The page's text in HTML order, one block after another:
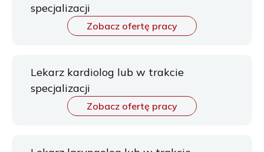
specjalizacji
Zobacz ofertę pracy
Lekarz kardiolog lub w trakcie
specjalizacji
Zobacz ofertę pracy